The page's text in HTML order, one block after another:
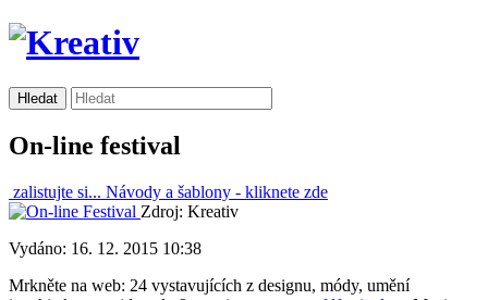
On-line festival
zalistujte si... Návody a šablony - kliknete zde
Zdroj: Kreativ
Vydáno: 16. 12. 2015 10:38
Mrkněte na web: 24 vystavujících z designu, módy, umění